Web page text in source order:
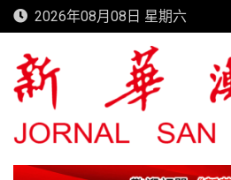
Skip
to
content
2026年08月08日 星期六
新華澳報